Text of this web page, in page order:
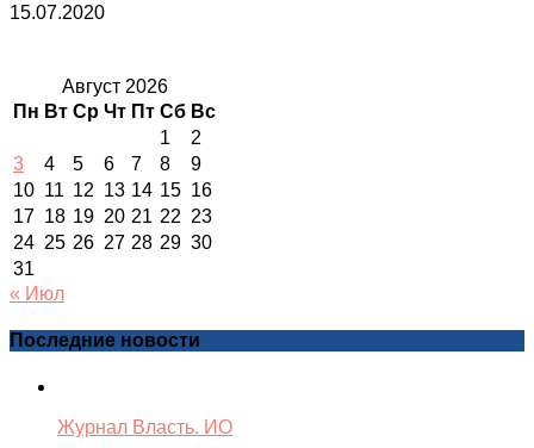
15.07.2020
Август 2026
Пн Вт Ср Чт Пт Сб Вс
1
2
3
4 5 6 7 8
9
10 11 12 13 14 15 16
17 18 19 20 21 22 23
24 25 26 27 28 29 30
31
« Июл
Последние новости
Журнал Власть. ИО